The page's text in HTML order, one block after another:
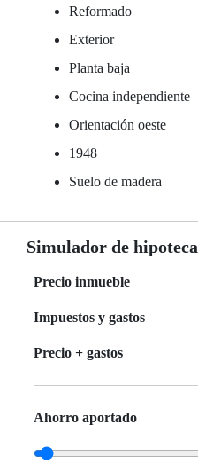
Reformado
Exterior
Planta baja
Cocina independiente
Orientación oeste
1948
Suelo de madera
Simulador de hipoteca
Precio inmueble
Impuestos y gastos
Precio + gastos
Ahorro aportado